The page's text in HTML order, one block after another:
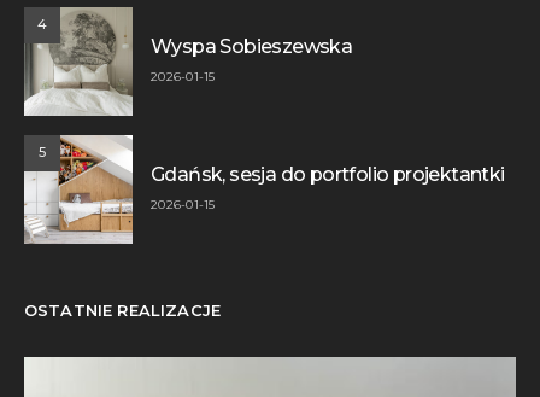
4
Wyspa Sobieszewska
2026-01-15
5
Gdańsk, sesja do portfolio projektantki
2026-01-15
OSTATNIE REALIZACJE